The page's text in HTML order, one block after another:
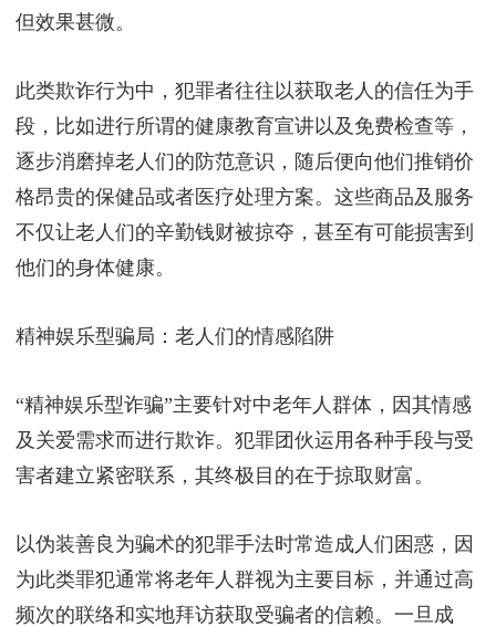
但效果甚微。
此类欺诈行为中，犯罪者往往以获取老人的信任为手
段，比如进行所谓的健康教育宣讲以及免费检查等，
逐步消磨掉老人们的防范意识，随后便向他们推销价
格昂贵的保健品或者医疗处理方案。这些商品及服务
不仅让老人们的辛勤钱财被掠夺，甚至有可能损害到
他们的身体健康。
精神娱乐型骗局：老人们的情感陷阱
“精神娱乐型诈骗”主要针对中老年人群体，因其情感
及关爱需求而进行欺诈。犯罪团伙运用各种手段与受
害者建立紧密联系，其终极目的在于掠取财富。
以伪装善良为骗术的犯罪手法时常造成人们困惑，因
为此类罪犯通常将老年人群视为主要目标，并通过高
频次的联络和实地拜访获取受骗者的信赖。一旦成